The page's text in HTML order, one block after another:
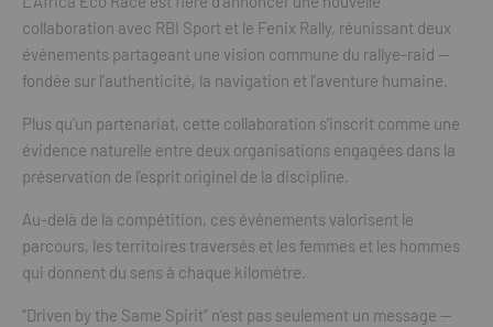
collaboration avec RBI Sport et le Fenix Rally, réunissant deux
événements partageant une vision commune du rallye-raid —
fondée sur l’authenticité, la navigation et l’aventure humaine.
Plus qu’un partenariat, cette collaboration s’inscrit comme une
évidence naturelle entre deux organisations engagées dans la
préservation de l’esprit originel de la discipline.
Au-delà de la compétition, ces événements valorisent le
parcours, les territoires traversés et les femmes et les hommes
qui donnent du sens à chaque kilomètre.
“Driven by the Same Spirit” n’est pas seulement un message —